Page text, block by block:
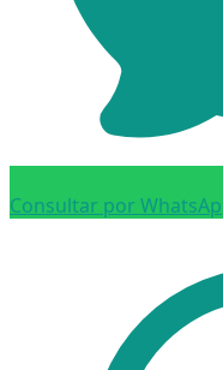
Consultar por